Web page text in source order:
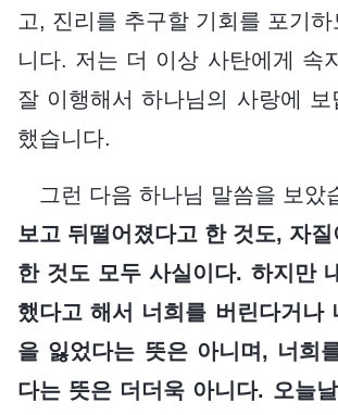
고, 진리를 추구할 기회를 포기
니다. 저는 더 이상 사탄에게 속
잘 이행해서 하나님의 사랑에 보
했습니다.
그런 다음 하나님 말씀을 보았
보고 뒤떨어졌다고 한 것도, 자
한 것도 모두 사실이다. 하지만
했다고 해서 너희를 버린다거나
을 잃었다는 뜻은 아니며, 너희
다는 뜻은 더더욱 아니다. 오늘